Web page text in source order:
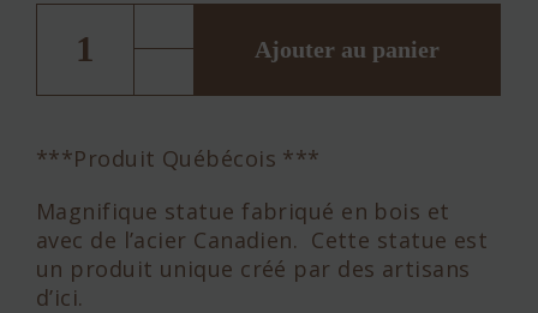
quantité
Ajouter au panier
***Produit Québécois ***
Magnifique statue fabriqué en bois et
avec de l’acier Canadien. Cette statue est
un produit unique créé par des artisans
d’ici.